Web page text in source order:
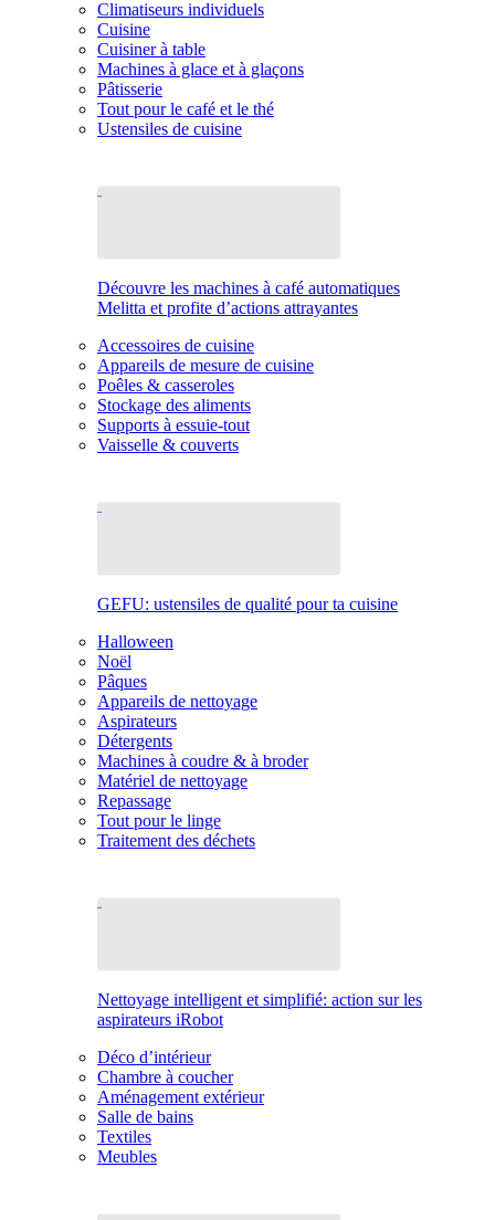
Climatiseurs individuels
Cuisine
Cuisiner à table
Machines à glace et à glaçons
Pâtisserie
Tout pour le café et le thé
Ustensiles de cuisine
Découvre les machines à café automatiques
Melitta et profite d’actions attrayantes
Accessoires de cuisine
Appareils de mesure de cuisine
Poêles & casseroles
Stockage des aliments
Supports à essuie-tout
Vaisselle & couverts
GEFU: ustensiles de qualité pour ta cuisine
Halloween
Noël
Pâques
Appareils de nettoyage
Aspirateurs
Détergents
Machines à coudre & à broder
Matériel de nettoyage
Repassage
Tout pour le linge
Traitement des déchets
Nettoyage intelligent et simplifié: action sur les
aspirateurs iRobot
Déco d’intérieur
Chambre à coucher
Aménagement extérieur
Salle de bains
Textiles
Meubles